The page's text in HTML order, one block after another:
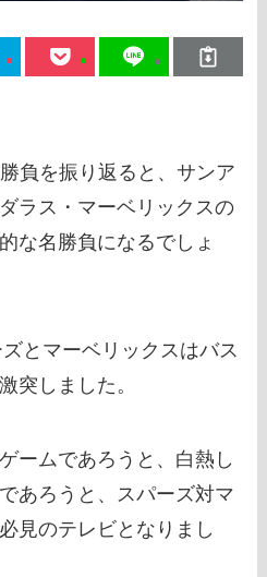
負を振り返ると、サンア
ラス・マーベリックスの
な名勝負になるでしょ
とマーベリックスはバス
突しました。
ームであろうと、白熱し
あろうと、スパーズ対マ
見のテレビとなりまし